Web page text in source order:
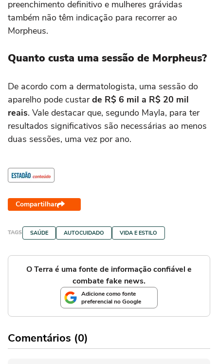
preenchimento definitivo e mulheres grávidas
também não têm indicação para recorrer ao
Morpheus.
Quanto custa uma sessão de Morpheus?
De acordo com a dermatologista, uma sessão do
aparelho pode custarde R$ 6 mil a R$ 20 mil
reais. Vale destacar que, segundo Mayla, para ter
resultados significativos são necessárias ao menos
duas sessões, uma vez por ano.
Compartilhar
TAGS SAÚDE AUTOCUIDADO VIDA E ESTILO
O Terra é uma fonte de informação confiável e
combate fake news.
Adicione como fonte
preferencial no Google
Comentários (0)